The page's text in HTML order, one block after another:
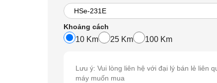
Khoảng cách
10 Km 25 Km 100 Km
Lưu ý: Vui lòng liên hệ với đại lý bán lẻ liên
máy muốn mua